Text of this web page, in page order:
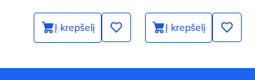
Į krepšelį Į krepšelį